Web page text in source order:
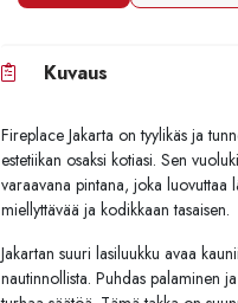
Kuvaus
Fireplace Jakarta on tyylikäs ja
estetiikan osaksi kotiasi. Sen
varaavana pintana, joka luovuttaa
miellyttävää ja kodikkaan tasaisen.
Jakartan suuri lasiluukku avaa
nautinnollista. Puhdas palaminen